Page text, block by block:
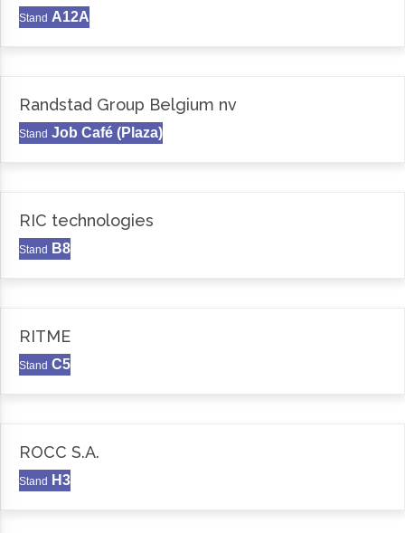
Stand A12A
Randstad Group Belgium nv
Stand Job Café (Plaza)
RIC technologies
Stand B8
RITME
Stand C5
ROCC S.A.
Stand H3